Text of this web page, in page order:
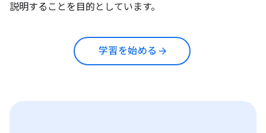
説明することを目的としています。
学習を始める arrow_forward